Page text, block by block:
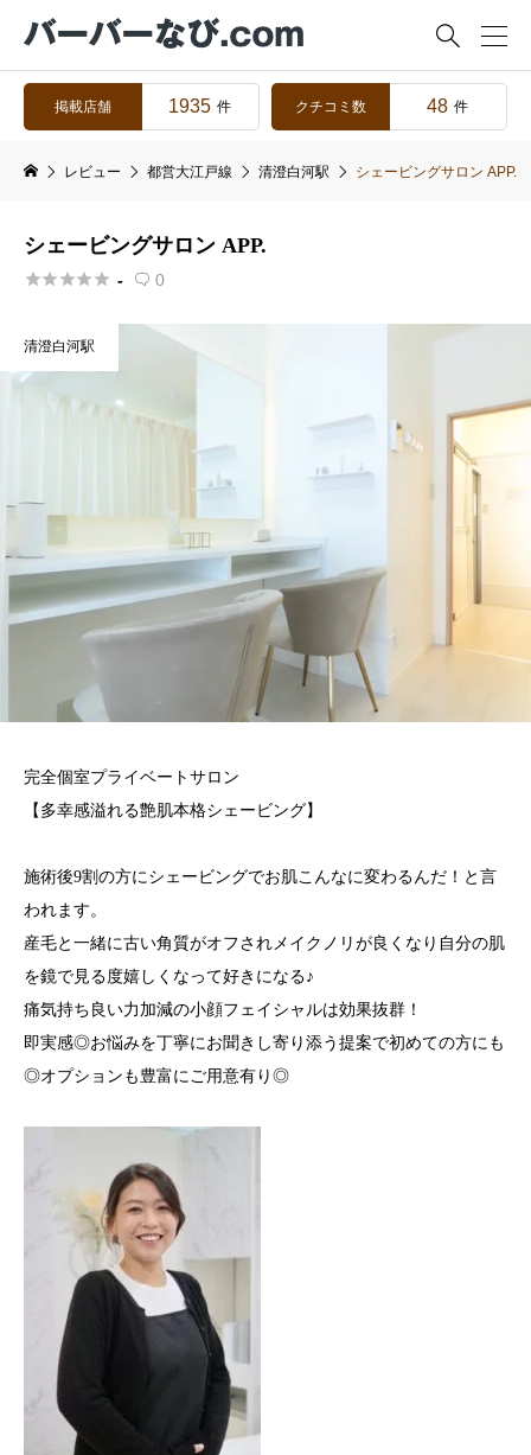

掲載店舗 1935 件 クチコミ数 48 件
レビュー 都営大江戸線 清澄白河駅 シェービングサロン APP.
シェービングサロン APP.
 -  0
清澄白河駅
完全個室プライベートサロン
【多幸感溢れる艶肌本格シェービング】
施術後9割の方にシェービングでお肌こんなに変わるんだ！と言
われます。
産毛と一緒に古い角質がオフされメイクノリが良くなり自分の肌
を鏡で見る度嬉しくなって好きになる♪
痛気持ち良い力加減の小顔フェイシャルは効果抜群！
即実感◎お悩みを丁寧にお聞きし寄り添う提案で初めての方にも
◎オプションも豊富にご用意有り◎